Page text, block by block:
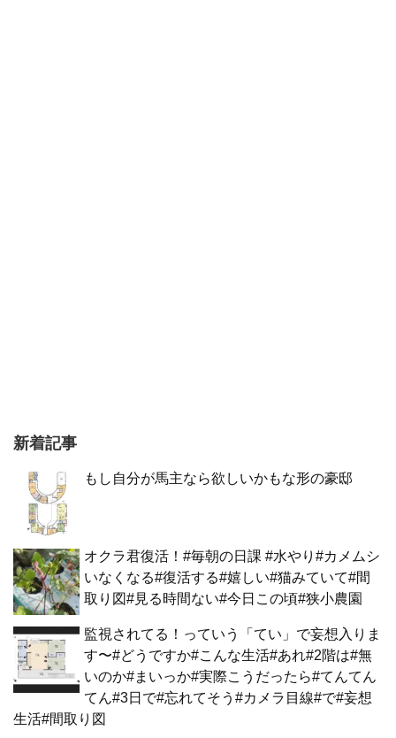
新着記事
もし自分が馬主なら欲しいかもな形の豪邸
オクラ君復活！#毎朝の日課 #水やり#カメムシ
いなくなる#復活する#嬉しい#猫みていて#間
取り図#見る時間ない#今日この頃#狭小農園
監視されてる！っていう「てい」で妄想入りま
す〜#どうですか#こんな生活#あれ#2階は#無
いのか#まいっか#実際こうだったら#てんてん
てん#3日で#忘れてそう#カメラ目線#で#妄想
生活#間取り図